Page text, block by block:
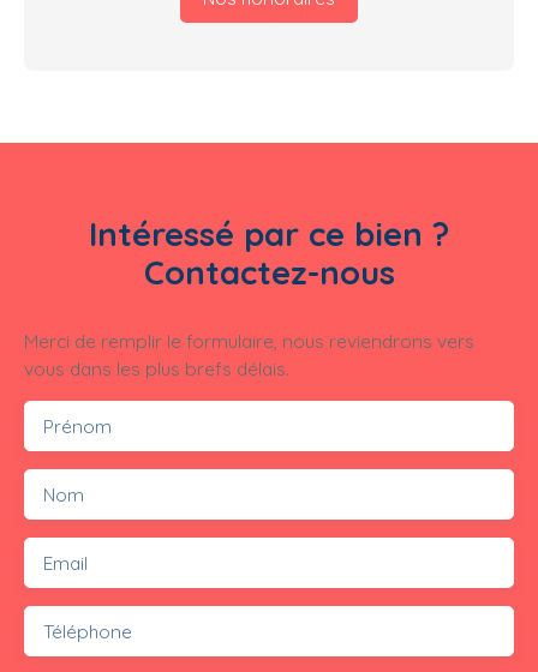
Intéressé par ce bien ?
Contactez-nous
Merci de remplir le formulaire, nous reviendrons vers
vous dans les plus brefs délais.
Prénom
Nom
Email
Téléphone